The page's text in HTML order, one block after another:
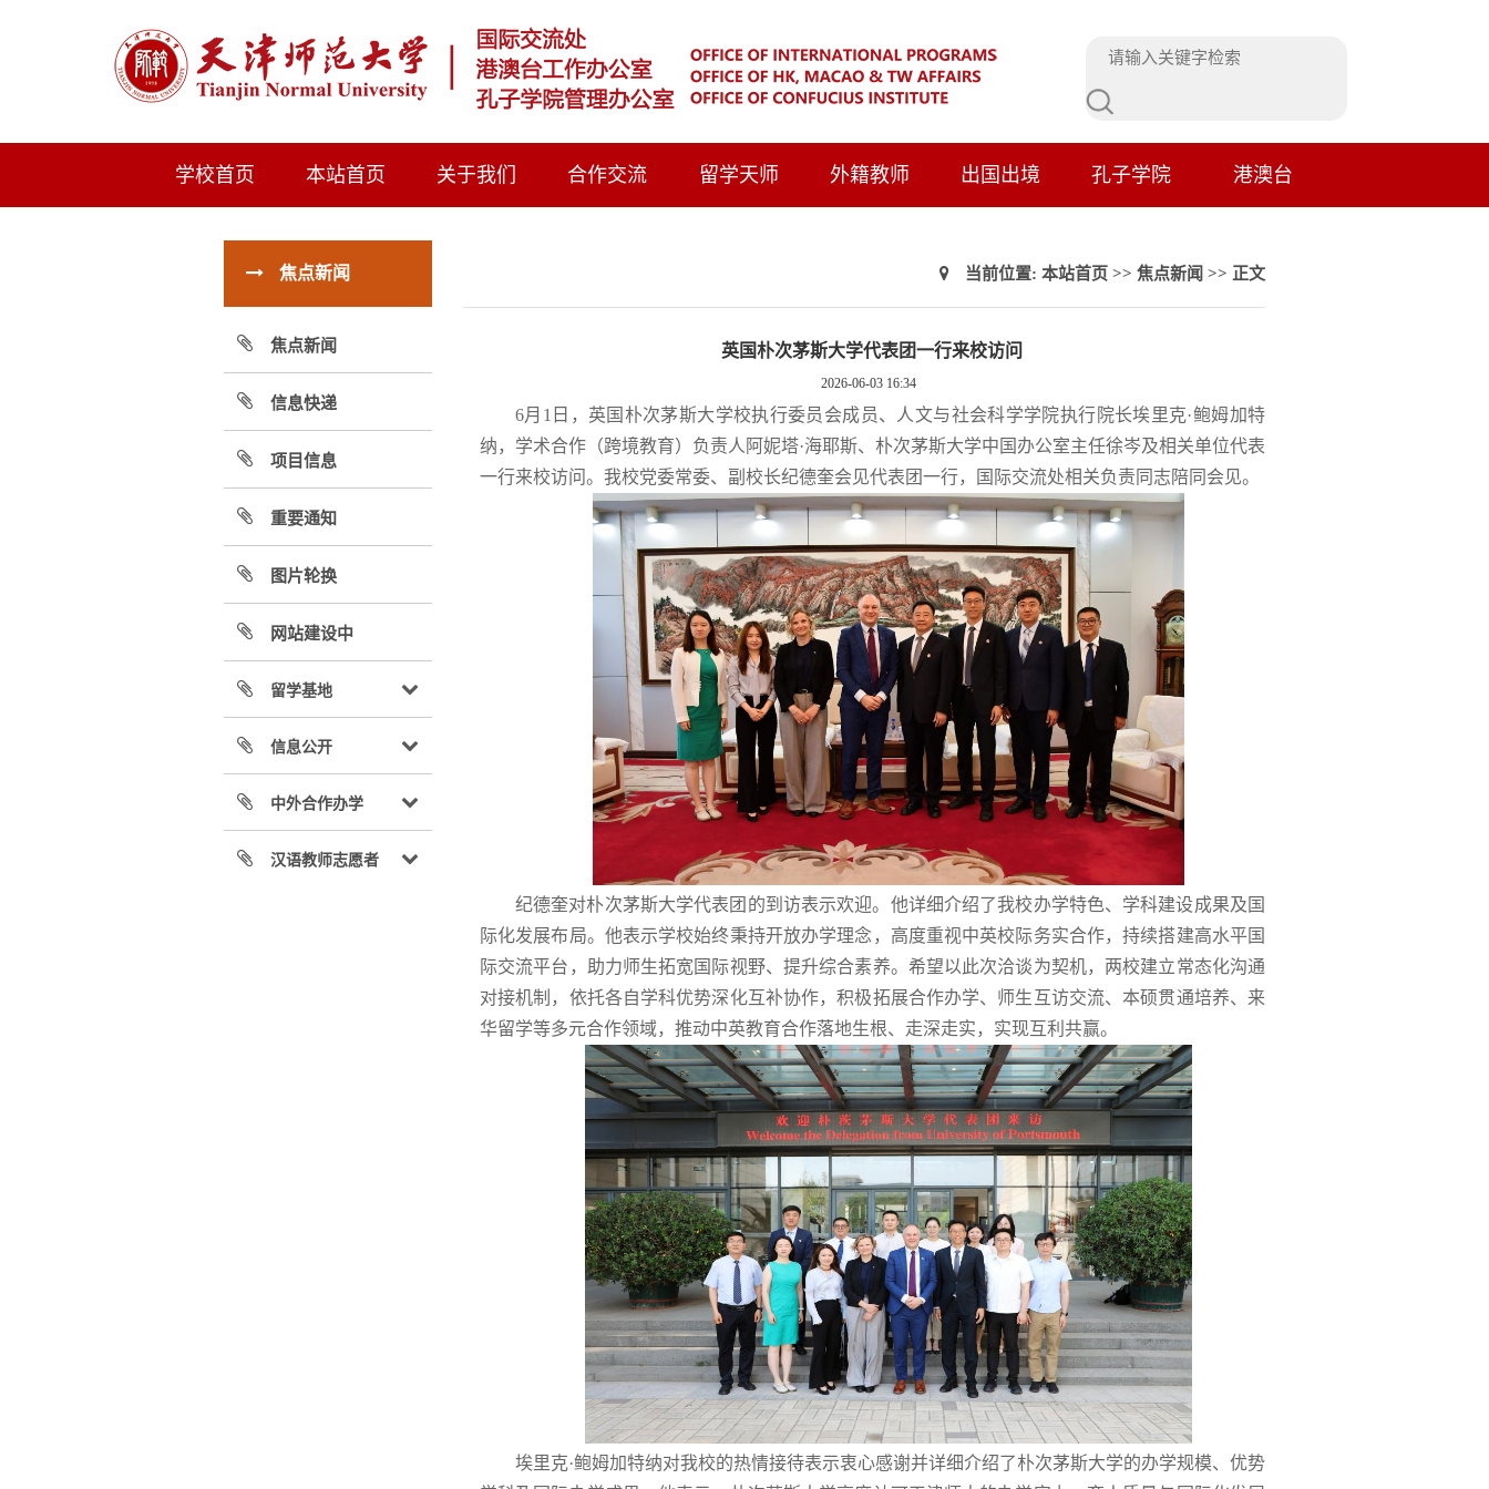
学校首页 本站首页 关于我们 合作交流 留学天师 外籍教师 出国出境 孔子学院 港澳台
焦点新闻
焦点新闻
信息快递
项目信息
重要通知
图片轮换
网站建设中
留学基地
信息公开
中外合作办学
汉语教师志愿者
当前位置:本站首页 >>焦点新闻 >> 正文
英国朴次茅斯大学代表团一行来校访问
2026-06-03 16:34
6月1日，英国朴次茅斯大学校执行委员会成员、人文与社会科学学院执行院长埃里克·鲍姆加特
纳，学术合作（跨境教育）负责人阿妮塔·海耶斯、朴次茅斯大学中国办公室主任徐岑及相关单位代表
一行来校访问。我校党委常委、副校长纪德奎会见代表团一行，国际交流处相关负责同志陪同会见。
纪德奎对朴次茅斯大学代表团的到访表示欢迎。他详细介绍了我校办学特色、学科建设成果及国
际化发展布局。他表示学校始终秉持开放办学理念，高度重视中英校际务实合作，持续搭建高水平国
际交流平台，助力师生拓宽国际视野、提升综合素养。希望以此次洽谈为契机，两校建立常态化沟通
对接机制，依托各自学科优势深化互补协作，积极拓展合作办学、师生互访交流、本硕贯通培养、来
华留学等多元合作领域，推动中英教育合作落地生根、走深走实，实现互利共赢。
埃里克·鲍姆加特纳对我校的热情接待表示衷心感谢并详细介绍了朴次茅斯大学的办学规模、优势